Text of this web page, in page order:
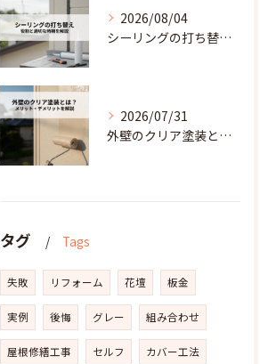
2026/08/04
シーリングの打ち替えとは？雨水の浸入を防ぐ役割と適切な時期を解説
2026/07/31
外壁のクリア塗装とは？その機能とメリット・デメリットを解説
タグ Tags
失敗 リフォーム 花壇 板金
実例 後悔 グレー 組み合わせ
屋根修繕工事 セルフ カバー工法